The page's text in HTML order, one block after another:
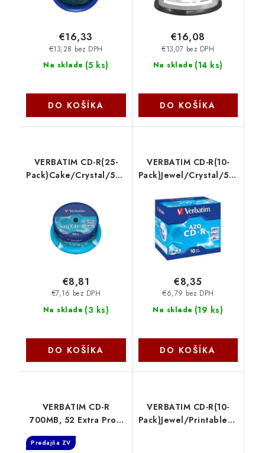
Na sklade (5 ks)
€13,28 bez DPH
€16,33
DO KOŠÍKA
Na sklade (14 ks)
€13,07 bez DPH
€16,08
DO KOŠÍKA
VERBATIM CD-R(25-
Pack)Cake/Crystal/52x/700MB
Na sklade (3 ks)
€7,16 bez DPH
€8,81
DO KOŠÍKA
VERBATIM CD-R(10-
Pack)Jewel/Crystal/52x/
Na sklade (19 ks)
€6,79 bez DPH
€8,35
DO KOŠÍKA
VERBATIM CD-R
700MB, 52 Extra Prot.
Slim Box 43347
Verbatim
Predajňa ZV
VERBATIM CD-R(10-
Pack)Jewel/Printable/52x/